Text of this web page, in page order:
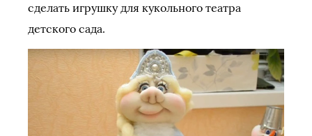
сделать игрушку для кукольного театра
детского сада.